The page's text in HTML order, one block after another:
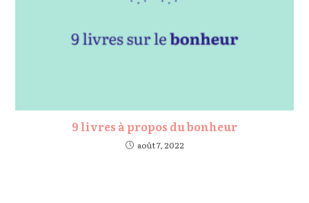
9 livres à propos du bonheur
août 7, 2022